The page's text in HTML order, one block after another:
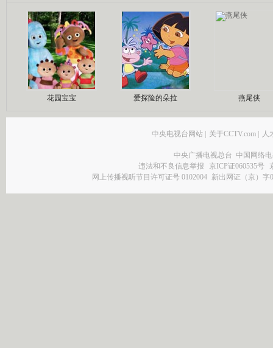
花园宝宝 爱探险的朵拉 燕尾侠
中央电视台网站 关于CCTV.com 人
中央广播电视总台 中国网络
违法和不良信息举报
京ICP证060535号
网上传播视听节目许可证号 0102004 新出网证（京）